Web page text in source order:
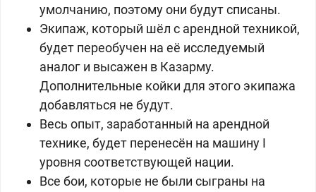
умолчанию, поэтому они будут списаны.
Экипаж, который шёл с арендной техникой,
будет переобучен на её исследуемый
аналог и высажен в Казарму.
Дополнительные койки для этого экипажа
добавляться не будут.
Весь опыт, заработанный на арендной
технике, будет перенесён на машину I
уровня соответствующей нации.
Все бои, которые не были сыграны на